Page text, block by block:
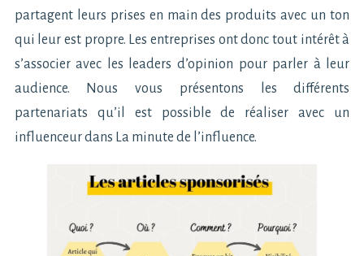
partagent leurs prises en main des produits avec un ton
qui leur est propre. Les entreprises ont donc tout intérêt à
s’associer avec les leaders d’opinion pour parler à leur
audience. Nous vous présentons les différents
partenariats qu’il est possible de réaliser avec un
influenceur dans La minute de l’influence.